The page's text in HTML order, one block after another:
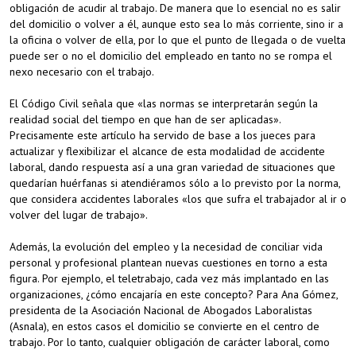
obligación de acudir al trabajo. De manera que lo esencial no es salir
del domicilio o volver a él, aunque esto sea lo más corriente, sino ir a
la oficina o volver de ella, por lo que el punto de llegada o de vuelta
puede ser o no el domicilio del empleado en tanto no se rompa el
nexo necesario con el trabajo.
El Código Civil señala que «las normas se interpretarán según la
realidad social del tiempo en que han de ser aplicadas».
Precisamente este artículo ha servido de base a los jueces para
actualizar y flexibilizar el alcance de esta modalidad de accidente
laboral, dando respuesta así a una gran variedad de situaciones que
quedarían huérfanas si atendiéramos sólo a lo previsto por la norma,
que considera accidentes laborales «los que sufra el trabajador al ir o
volver del lugar de trabajo».
Además, la evolución del empleo y la necesidad de conciliar vida
personal y profesional plantean nuevas cuestiones en torno a esta
figura. Por ejemplo, el teletrabajo, cada vez más implantado en las
organizaciones, ¿cómo encajaría en este concepto? Para Ana Gómez,
presidenta de la Asociación Nacional de Abogados Laboralistas
(Asnala), en estos casos el domicilio se convierte en el centro de
trabajo. Por lo tanto, cualquier obligación de carácter laboral, como